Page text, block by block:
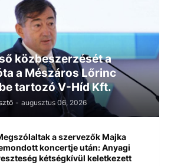
közbeszerzését a
a Mészáros Lőrinc
tartozó V-Híd Kft.
- augusztus 06, 2026
a szervezők Majka
koncertje után: Anyagi
kétségkívül keletkezett